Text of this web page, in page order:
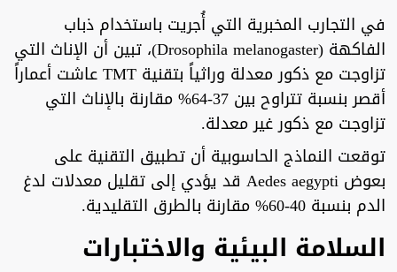
في التجارب المخبرية التي أُجريت باستخدام ذباب
الفاكهة (Drosophila melanogaster)، تبين أن الإناث التي
تزاوجت مع ذكور معدلة وراثياً بتقنية TMT عاشت أعماراً
أقصر بنسبة تتراوح بين 37-64% مقارنة بالإناث التي
تزاوجت مع ذكور غير معدلة.
توقعت النماذج الحاسوبية أن تطبيق التقنية على
بعوض Aedes aegypti قد يؤدي إلى تقليل معدلات لدغ
الدم بنسبة 40-60% مقارنة بالطرق التقليدية.
السلامة البيئية والاختبارات